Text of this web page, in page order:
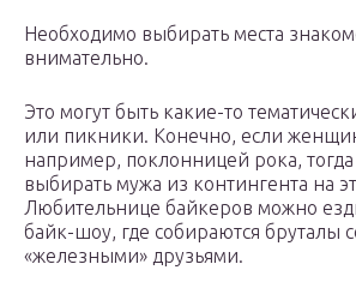
Необходимо выбирать места
внимательно.
Это могут быть какие-то
или пикники. Конечно, если
например, поклонницей рока, тогда
выбирать мужа из контингента на
Любительнице байкеров можно
байк-шоу, где собираются бруталы
«железными» друзьями.